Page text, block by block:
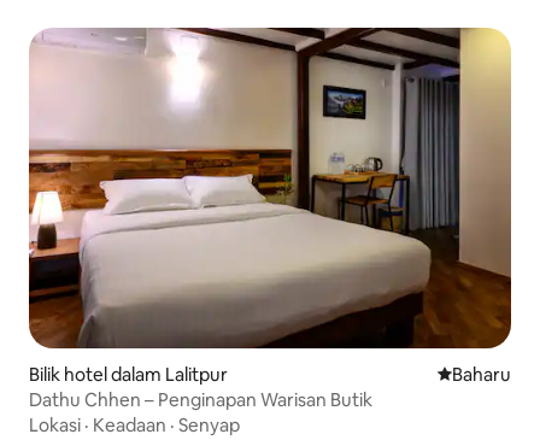
Bilik hotel dalam Lalitpur Tempat
Baharu
Dathu Chhen – Penginapan Warisan Butik
Lokasi · Keadaan · Senyap